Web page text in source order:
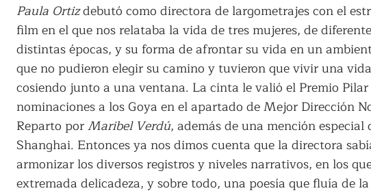
Paula Ortizdebutó como directora de largometrajes con el
film en el que nos relataba la vida de tres mujeres, de
distintas épocas, y su forma de afrontar su vida en un
que no pudieron elegir su camino y tuvieron que vivir una
cosiendo junto a una ventana. La cinta le valió el Premio
nominaciones a los Goya en el apartado de Mejor Dirección
Reparto porMaribel Verdú, además de una mención
Shanghai. Entonces ya nos dimos cuenta que la directora
armonizar los diversos registros y niveles narrativos, en los
extremada delicadeza, y sobre todo, una poesía que fluía de